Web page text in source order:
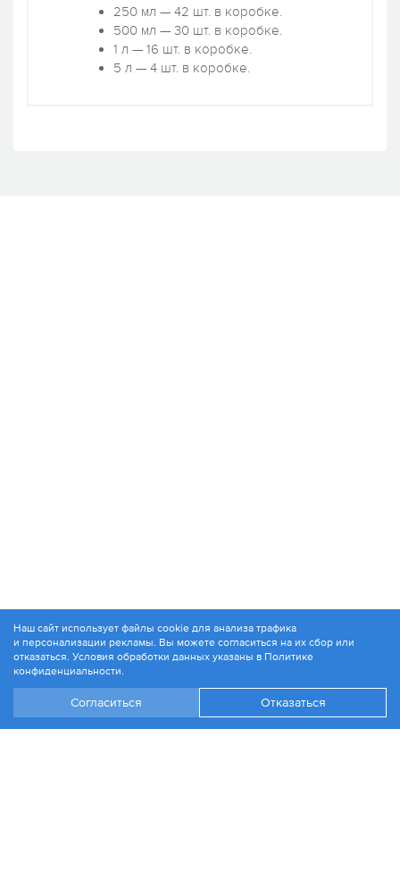
250 мл — 42 шт. в коробке.
500 мл — 30 шт. в коробке.
1 л — 16 шт. в коробке.
5 л — 4 шт. в коробке.
© 1994-2026. ЗАО «Контакт Плюс»
Политика конфиденциальности
Наш сайт использует файлы cookie для анализа трафика
и персонализации рекламы. Вы можете согласиться на их сбор или
отказаться. Условия обработки данных указаны в Политике
конфиденциальности.
Согласиться Отказаться